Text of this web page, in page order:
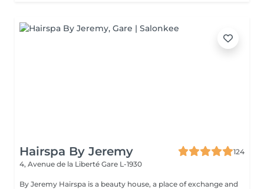
Hairspa By Jeremy
124
4, Avenue de la Liberté Gare L-1930
By Jeremy Hairspa is a beauty house, a place of exchange and